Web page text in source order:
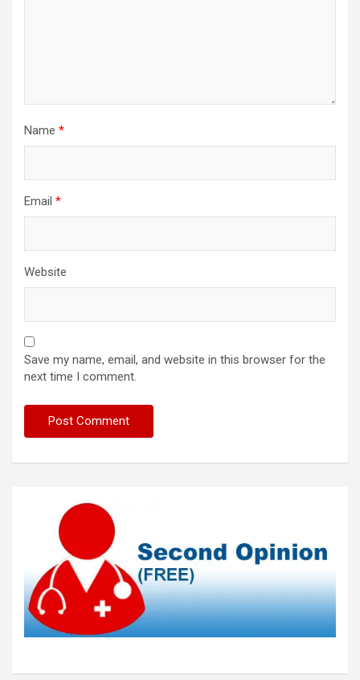
Name *
Email *
Website
Save my name, email, and website in this browser for the
next time I comment.